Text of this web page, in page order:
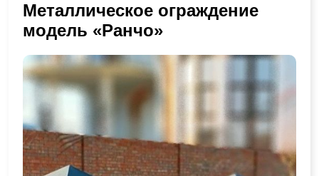
Металлическое ограждение
модель «Ранчо»